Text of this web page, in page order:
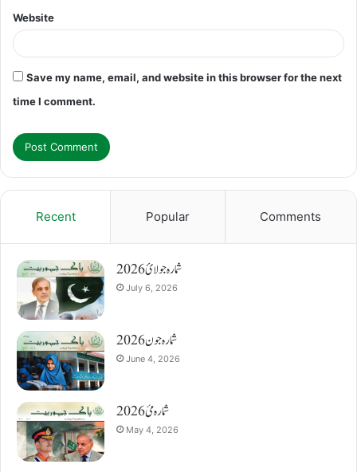
Website
Save my name, email, and website in this browser for the next
time I comment.
Recent Popular Comments
شمارہ جولائ 2026
July 6, 2026
شمارہ جون 2026
June 4, 2026
شمارہ مئ 2026
May 4, 2026